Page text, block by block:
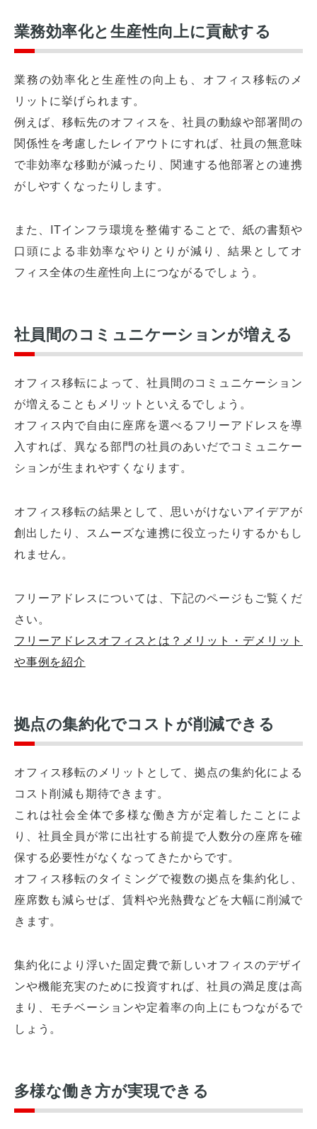
業務効率化と生産性向上に貢献する
業務の効率化と生産性の向上も、オフィス移転のメ
リットに挙げられます。
例えば、移転先のオフィスを、社員の動線や部署間の
関係性を考慮したレイアウトにすれば、社員の無意味
で非効率な移動が減ったり、関連する他部署との連携
がしやすくなったりします。
また、ITインフラ環境を整備することで、紙の書類や
口頭による非効率なやりとりが減り、結果としてオ
フィス全体の生産性向上につながるでしょう。
社員間のコミュニケーションが増える
オフィス移転によって、社員間のコミュニケーション
が増えることもメリットといえるでしょう。
オフィス内で自由に座席を選べるフリーアドレスを導
入すれば、異なる部門の社員のあいだでコミュニケー
ションが生まれやすくなります。
オフィス移転の結果として、思いがけないアイデアが
創出したり、スムーズな連携に役立ったりするかもし
れません。
フリーアドレスについては、下記のページもご覧くだ
さい。
フリーアドレスオフィスとは？メリット・デメリット
や事例を紹介
拠点の集約化でコストが削減できる
オフィス移転のメリットとして、拠点の集約化による
コスト削減も期待できます。
これは社会全体で多様な働き方が定着したことによ
り、社員全員が常に出社する前提で人数分の座席を確
保する必要性がなくなってきたからです。
オフィス移転のタイミングで複数の拠点を集約化し、
座席数も減らせば、賃料や光熱費などを大幅に削減で
きます。
集約化により浮いた固定費で新しいオフィスのデザイ
ンや機能充実のために投資すれば、社員の満足度は高
まり、モチベーションや定着率の向上にもつながるで
しょう。
多様な働き方が実現できる